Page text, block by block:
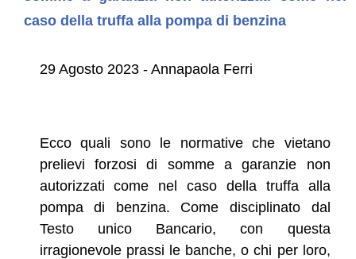
caso della truffa alla pompa di benzina
29 Agosto 2023 - Annapaola Ferri
Ecco quali sono le normative che vietano
prelievi forzosi di somme a garanzie non
autorizzati come nel caso della truffa alla
pompa di benzina. Come disciplinato dal
Testo unico Bancario, con questa
irragionevole prassi le banche, o chi per loro,